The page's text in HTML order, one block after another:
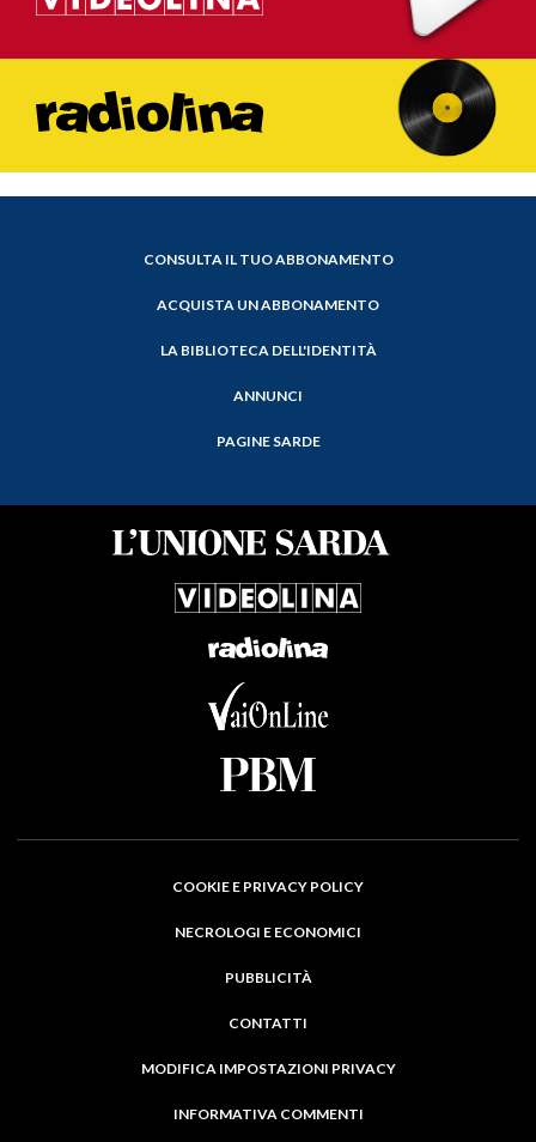
CONSULTA IL TUO ABBONAMENTO
ACQUISTA UN ABBONAMENTO
LA BIBLIOTECA DELL'IDENTITÀ
ANNUNCI
PAGINE SARDE
COOKIE E PRIVACY POLICY
NECROLOGI E ECONOMICI
PUBBLICITÀ
CONTATTI
MODIFICA IMPOSTAZIONI PRIVACY
INFORMATIVA COMMENTI